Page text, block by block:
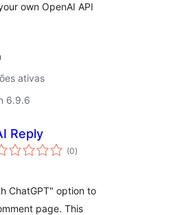
own OpenAI API
ativas
6.9.6
Reply
(0avaliações
totais
)
ChatGPT" option to
page. This